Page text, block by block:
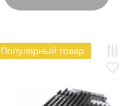
Популярный товар